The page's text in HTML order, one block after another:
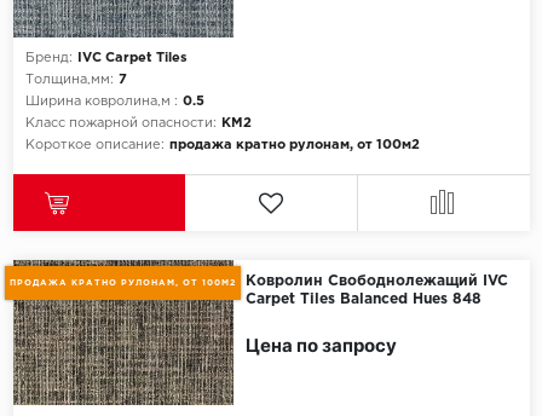
SPC Betta
Бренд:
IVC Carpet Tiles
Толщина,мм: 7
Ширина ковролина,м : 0.5
Класс пожарной опасности:
КМ2
Короткое описание: продажа кратно рулонам, от 100м2
ПРОДАЖА КРАТНО РУЛОНАМ, ОТ 100М2
Ковролин Свободнолежащий IVC
Carpet Tiles Balanced Hues 848
Цена по запросу